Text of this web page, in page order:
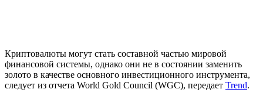
Криптовалюты могут стать составной частью мировой
финансовой системы, однако они не в состоянии заменить
золото в качестве основного инвестиционного инструмента,
следует из отчета World Gold Council (WGC), передает Trend.